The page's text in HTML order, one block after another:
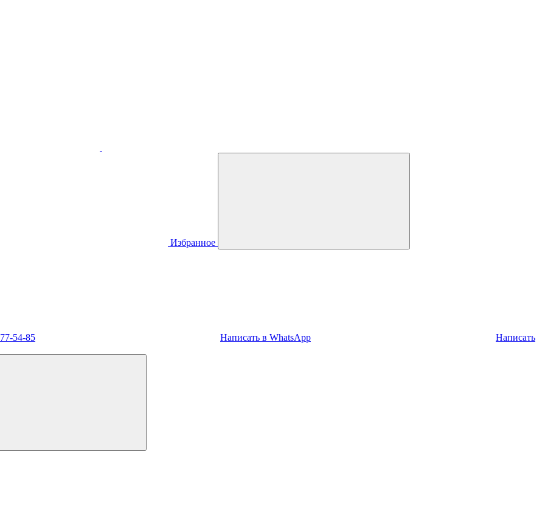
Избранное
54-85 Написать в WhatsApp Написать